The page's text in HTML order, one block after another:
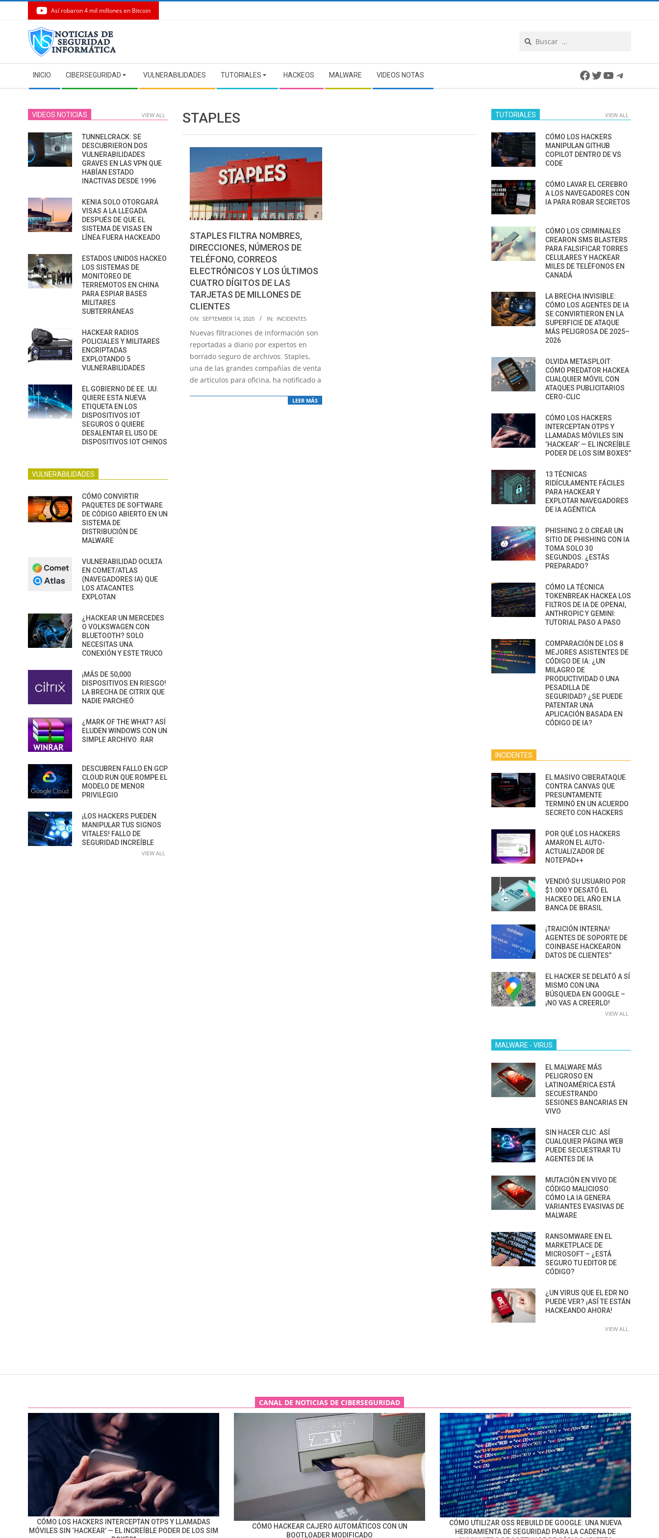
Así robaron 4 mil millones en Bitcoin
Navigation
Menu
INICIO CIBERSEGURIDAD VULNERABILIDADES TUTORIALES HACKEOS MALWARE VIDEOS NOTAS Facebook
Twitter
YouTube
STAPLES
STAPLES FILTRA NOMBRES,
DIRECCIONES, NÚMEROS DE
TELÉFONO, CORREOS
ELECTRÓNICOS Y LOS ÚLTIMOS
CUATRO DÍGITOS DE LAS
TARJETAS DE MILLONES DE
CLIENTES
2020-
09-
14
ON: SEPTEMBER 14, 2020 IN: INCIDENTES
Nuevas filtraciones de información son
reportadas a diario por expertos en
borrado seguro de archivos. Staples,
una de las grandes compañías de venta
de artículos para oficina, ha notificado a
LEER MÁS
VIDEOS NOTICIAS VIEW ALL
TUNNELCRACK: SE
DESCUBRIERON DOS
VULNERABILIDADES
GRAVES EN LAS VPN QUE
HABÍAN ESTADO
INACTIVAS DESDE 1996
KENIA SOLO OTORGARÁ
VISAS A LA LLEGADA
DESPUÉS DE QUE EL
SISTEMA DE VISAS EN
LÍNEA FUERA HACKEADO
ESTADOS UNIDOS HACKEO
LOS SISTEMAS DE
MONITOREO DE
TERREMOTOS EN CHINA
PARA ESPIAR BASES
MILITARES
SUBTERRÁNEAS
HACKEAR RADIOS
POLICIALES Y MILITARES
ENCRIPTADAS
EXPLOTANDO 5
VULNERABILIDADES
EL GOBIERNO DE EE. UU.
QUIERE ESTA NUEVA
ETIQUETA EN LOS
DISPOSITIVOS IOT
SEGUROS O QUIERE
DESALENTAR EL USO DE
DISPOSITIVOS IOT CHINOS
VULNERABILIDADES
CÓMO CONVIRTIR
PAQUETES DE SOFTWARE
DE CÓDIGO ABIERTO EN UN
SISTEMA DE
DISTRIBUCIÓN DE
MALWARE
VULNERABILIDAD OCULTA
EN COMET/ATLAS
(NAVEGADORES IA) QUE
LOS ATACANTES
EXPLOTAN
¿HACKEAR UN MERCEDES
O VOLKSWAGEN CON
BLUETOOTH? SOLO
NECESITAS UNA
CONEXIÓN Y ESTE TRUCO
¡MÁS DE 50,000
DISPOSITIVOS EN RIESGO!
LA BRECHA DE CITRIX QUE
NADIE PARCHEÓ
¿MARK OF THE WHAT? ASÍ
ELUDEN WINDOWS CON UN
SIMPLE ARCHIVO .RAR
DESCUBREN FALLO EN GCP
CLOUD RUN QUE ROMPE EL
MODELO DE MENOR
PRIVILEGIO
¡LOS HACKERS PUEDEN
MANIPULAR TUS SIGNOS
VITALES! FALLO DE
SEGURIDAD INCREÍBLE
VIEW ALL
TUTORIALES VIEW ALL
CÓMO LOS HACKERS
MANIPULAN GITHUB
COPILOT DENTRO DE VS
CODE
CÓMO LAVAR EL CEREBRO
A LOS NAVEGADORES CON
IA PARA ROBAR SECRETOS
CÓMO LOS CRIMINALES
CREARON SMS BLASTERS
PARA FALSIFICAR TORRES
CELULARES Y HACKEAR
MILES DE TELÉFONOS EN
CANADÁ
LA BRECHA INVISIBLE:
CÓMO LOS AGENTES DE IA
SE CONVIRTIERON EN LA
SUPERFICIE DE ATAQUE
MÁS PELIGROSA DE 2025–
2026
OLVIDA METASPLOIT:
CÓMO PREDATOR HACKEA
CUALQUIER MÓVIL CON
ATAQUES PUBLICITARIOS
CERO-CLIC
CÓMO LOS HACKERS
INTERCEPTAN OTPS Y
LLAMADAS MÓVILES SIN
‘HACKEAR’ — EL INCREÍBLE
PODER DE LOS SIM BOXES”
13 TÉCNICAS
RIDÍCULAMENTE FÁCILES
PARA HACKEAR Y
EXPLOTAR NAVEGADORES
DE IA AGÉNTICA
PHISHING 2.0:CREAR UN
SITIO DE PHISHING CON IA
TOMA SOLO 30
SEGUNDOS. ¿ESTÁS
PREPARADO?
CÓMO LA TÉCNICA
TOKENBREAK HACKEA LOS
FILTROS DE IA DE OPENAI,
ANTHROPIC Y GEMINI:
TUTORIAL PASO A PASO
COMPARACIÓN DE LOS 8
MEJORES ASISTENTES DE
CÓDIGO DE IA: ¿UN
MILAGRO DE
PRODUCTIVIDAD O UNA
PESADILLA DE
SEGURIDAD? ¿SE PUEDE
PATENTAR UNA
APLICACIÓN BASADA EN
CÓDIGO DE IA?
INCIDENTES
EL MASIVO CIBERATAQUE
CONTRA CANVAS QUE
PRESUNTAMENTE
TERMINÓ EN UN ACUERDO
SECRETO CON HACKERS
POR QUÉ LOS HACKERS
AMARON EL AUTO-
ACTUALIZADOR DE
NOTEPAD++
VENDIÓ SU USUARIO POR
$1.000 Y DESATÓ EL
HACKEO DEL AÑO EN LA
BANCA DE BRASIL
¡TRAICIÓN INTERNA!
AGENTES DE SOPORTE DE
COINBASE HACKEARON
DATOS DE CLIENTES”
EL HACKER SE DELATÓ A SÍ
MISMO CON UNA
BÚSQUEDA EN GOOGLE –
¡NO VAS A CREERLO!
VIEW ALL
MALWARE - VIRUS
EL MALWARE MÁS
PELIGROSO EN
LATINOAMÉRICA ESTÁ
SECUESTRANDO
SESIONES BANCARIAS EN
VIVO
SIN HACER CLIC: ASÍ
CUALQUIER PÁGINA WEB
PUEDE SECUESTRAR TU
AGENTES DE IA
MUTACIÓN EN VIVO DE
CÓDIGO MALICIOSO:
CÓMO LA IA GENERA
VARIANTES EVASIVAS DE
MALWARE
RANSOMWARE EN EL
MARKETPLACE DE
MICROSOFT – ¿ESTÁ
SEGURO TU EDITOR DE
CÓDIGO?
¿UN VIRUS QUE EL EDR NO
PUEDE VER? ¡ASÍ TE ESTÁN
HACKEANDO AHORA!
VIEW ALL
CANAL DE NOTICIAS DE CIBERSEGURIDAD
CÓMO LOS HACKERS INTERCEPTAN OTPS Y LLAMADAS
MÓVILES SIN ‘HACKEAR’ — EL INCREÍBLE PODER DE LOS SIM
CÓMO HACKEAR CAJERO AUTOMÁTICOS CON UN
BOOTLOADER MODIFICADO
CÓMO UTILIZAR OSS REBUILD DE GOOGLE: UNA NUEVA
HERRAMIENTA DE SEGURIDAD PARA LA CADENA DE